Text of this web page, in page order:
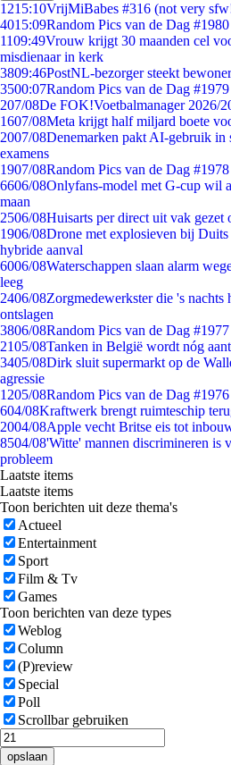
1215:10VrijMiBabes #316 (not very
4015:09Random Pics van de Dag #1980
1109:49Vrouw krijgt 30 maanden cel
misdienaar in kerk
3809:46PostNL-bezorger steekt
3500:07Random Pics van de Dag #1979
207/08De FOK!Voetbalmanager 2026/
1607/08Meta krijgt half miljard boete
2007/08Denemarken pakt AI-gebruik in
examens
1907/08Random Pics van de Dag #1978
6606/08Onlyfans-model met G-cup wil
maan
2506/08Huisarts per direct uit vak
1906/08Drone met explosieven bij
hybride aanval
6006/08Waterschappen slaan alarm
leeg
2406/08Zorgmedewerkster die 's nachts
ontslagen
3806/08Random Pics van de Dag #1977
2105/08Tanken in België wordt nóg
3405/08Dirk sluit supermarkt op de
agressie
1205/08Random Pics van de Dag #1976
604/08Kraftwerk brengt ruimteschip
2004/08Apple vecht Britse eis tot
8504/08'Witte' mannen discrimineren is
probleem
Laatste items
Laatste items
Toon berichten uit deze thema's
Actueel
Entertainment
Sport
Film & Tv
Games
Toon berichten van deze types
Weblog
Column
(P)review
Special
Poll
Scrollbar gebruiken
opslaan